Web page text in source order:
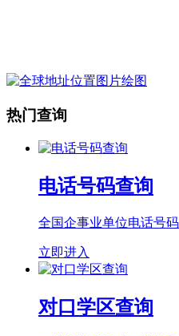
热门查询
电话号码查询
全国企事业单位电话号
立即进入
对口学区查询